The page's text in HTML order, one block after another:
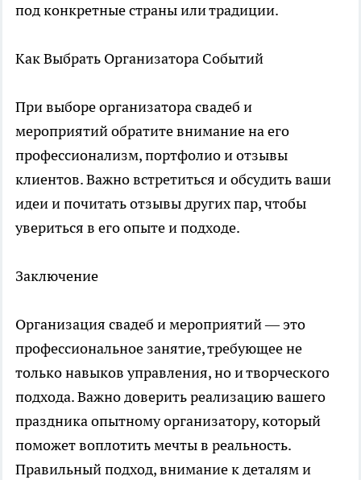
под конкретные страны или традиции.
Как Выбрать Организатора Событий
При выборе организатора свадеб и
мероприятий обратите внимание на его
профессионализм, портфолио и отзывы
клиентов. Важно встретиться и обсудить ваши
идеи и почитать отзывы других пар, чтобы
увериться в его опыте и подходе.
Заключение
Организация свадеб и мероприятий — это
профессиональное занятие, требующее не
только навыков управления, но и творческого
подхода. Важно доверить реализацию вашего
праздника опытному организатору, который
поможет воплотить мечты в реальность.
Правильный подход, внимание к деталям и